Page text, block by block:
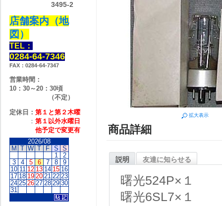
拡大表示
商品詳細
説明 友達に知らせる
曙光524P×１
曙光6SL7×１
3495-2
店舗案内（地
図）
TEL：
0284-64-7346
FAX：0284-64-7347
営業時間：
10：30～20：30頃
（不定）
定休日： 第１と第２木曜
： 第１以外水曜日
他予定で変更有
2026/08
M T W T F S S
1
2
3
4 5 6 7 8
9
10 11 12 13 14 15 16
17 18 19 20 21 22 23
24 25 26 27 28 29 30
31